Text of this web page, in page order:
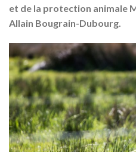
et de la protection animale
Allain Bougrain-Dubourg.